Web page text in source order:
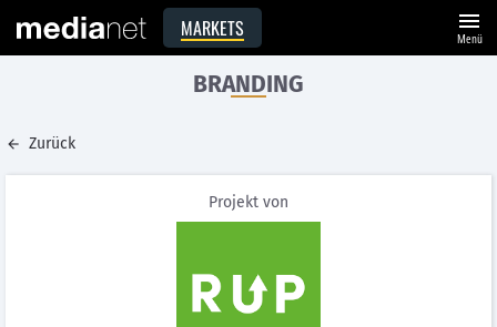
MARKETS menu
Menü
BRANDING
Zurück
Projekt von